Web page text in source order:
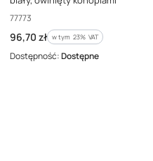
Kod producenta
77773
Cena brutto
96,70 zł w tym %s VAT
w tym 23% VAT
Dostępność:Dostępne